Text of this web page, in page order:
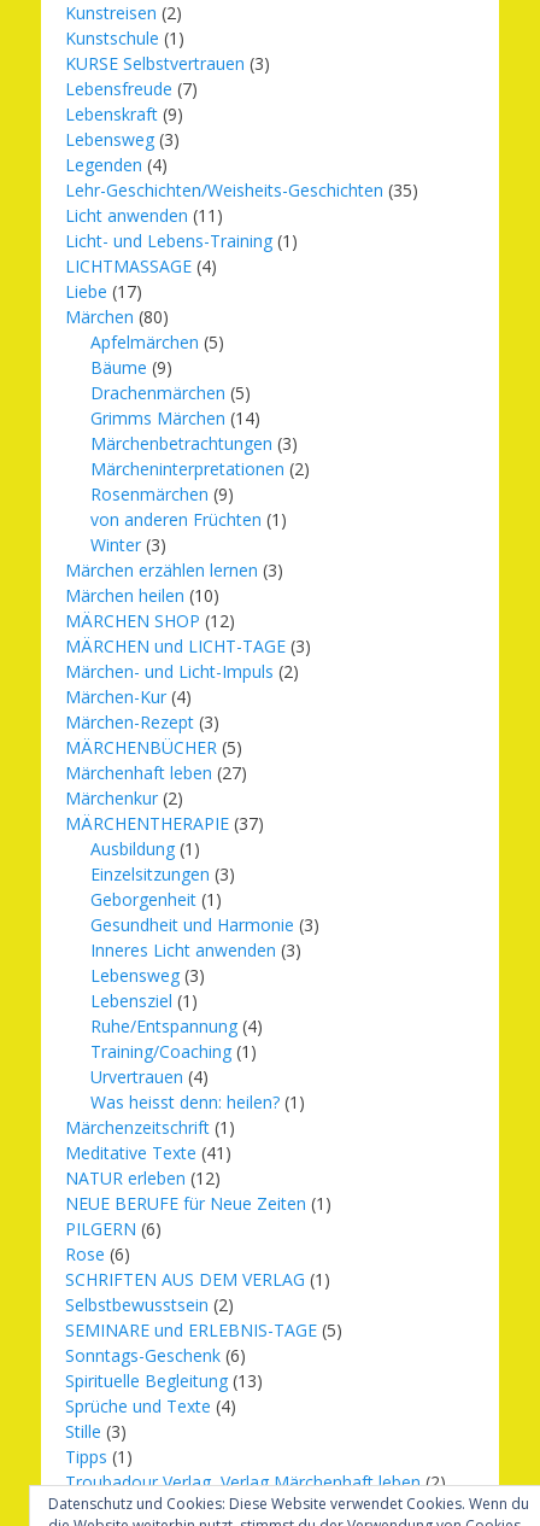
Kunstreisen (2)
Kunstschule (1)
KURSE Selbstvertrauen (3)
Lebensfreude (7)
Lebenskraft (9)
Lebensweg (3)
Legenden (4)
Lehr-Geschichten/Weisheits-Geschichten (35)
Licht anwenden (11)
Licht- und Lebens-Training (1)
LICHTMASSAGE (4)
Liebe (17)
Märchen (80)
Apfelmärchen (5)
Bäume (9)
Drachenmärchen (5)
Grimms Märchen (14)
Märchenbetrachtungen (3)
Märcheninterpretationen (2)
Rosenmärchen (9)
von anderen Früchten (1)
Winter (3)
Märchen erzählen lernen (3)
Märchen heilen (10)
MÄRCHEN SHOP (12)
MÄRCHEN und LICHT-TAGE (3)
Märchen- und Licht-Impuls (2)
Märchen-Kur (4)
Märchen-Rezept (3)
MÄRCHENBÜCHER (5)
Märchenhaft leben (27)
Märchenkur (2)
MÄRCHENTHERAPIE (37)
Ausbildung (1)
Einzelsitzungen (3)
Geborgenheit (1)
Gesundheit und Harmonie (3)
Inneres Licht anwenden (3)
Lebensweg (3)
Lebensziel (1)
Ruhe/Entspannung (4)
Training/Coaching (1)
Urvertrauen (4)
Was heisst denn: heilen? (1)
Märchenzeitschrift (1)
Meditative Texte (41)
NATUR erleben (12)
NEUE BERUFE für Neue Zeiten (1)
PILGERN (6)
Rose (6)
SCHRIFTEN AUS DEM VERLAG (1)
Selbstbewusstsein (2)
SEMINARE und ERLEBNIS-TAGE (5)
Sonntags-Geschenk (6)
Spirituelle Begleitung (13)
Sprüche und Texte (4)
Stille (3)
Tipps (1)
Troubadour Verlag, Verlag Märchenhaft leben(2)
Übungen (1)
Datenschutz und Cookies: Diese Website verwendet Cookies. Wenn du